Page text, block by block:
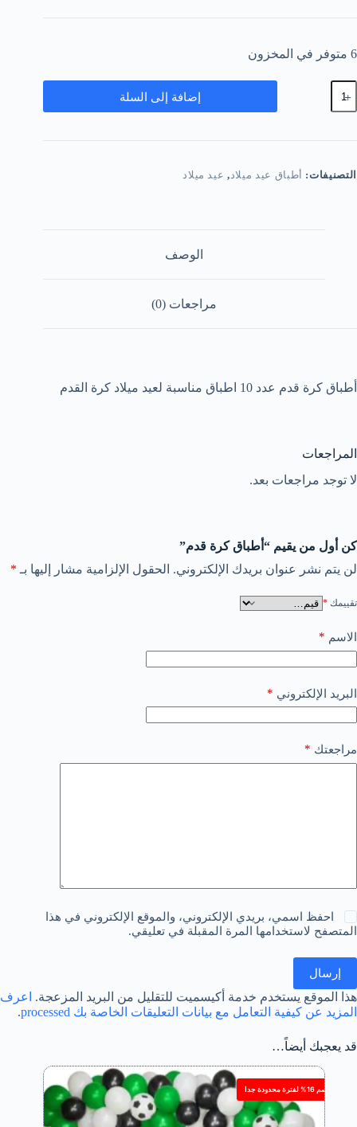
6 متوفر في المخزون
كمية
أطباق
كرة
إضافة إلى السلة
التصنيفات: أطباق عيد ميلاد, عيد ميلاد
الوصف
مراجعات (0)
أطباق كرة قدم عدد 10 اطباق مناسبة لعيد ميلاد كرة القدم
المراجعات
لا توجد مراجعات بعد.
كن أول من يقيم “أطباق كرة قدم”
لن يتم نشر عنوان بريدك الإلكتروني. الحقول الإلزامية مشار إليها بـ *
تقييمك *
الاسم *
البريد الإلكتروني *
مراجعتك *
احفظ اسمي، بريدي الإلكتروني، والموقع الإلكتروني في هذا
المتصفح لاستخدامها المرة المقبلة في تعليقي.
إرسال
هذا الموقع يستخدم خدمة أكيسميت للتقليل من البريد المزعجة.
اعرف
المزيد عن كيفية التعامل مع بيانات التعليقات الخاصة بك processed
.
قد يعجبك أيضاً…
خصم 16% لفترة محدودة جدا